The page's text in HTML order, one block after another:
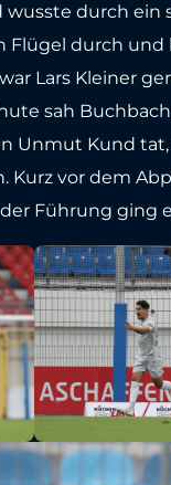
durch ein
Flügel durch und
Lars Kleiner
sah
Unmut Kund
vor dem
Führung ging